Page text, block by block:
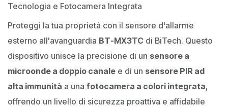
Tecnologia e Fotocamera Integrata
Proteggi la tua proprietà con il sensore d'allarme
esterno all'avanguardia BT-MX3TC di BiTech. Questo
dispositivo unisce la precisione di un sensore a
microonde a doppio canale e di un sensore PIR ad
alta immunità a una fotocamera a colori integrata,
offrendo un livello di sicurezza proattiva e affidabile